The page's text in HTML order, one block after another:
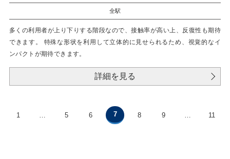
全駅
多くの利用者が上り下りする階段なので、接触率が高い上、反復性も期待
できます。 特殊な形状を利用して立体的に見せられるため、視覚的なイ
ンパクトが期待できます。
詳細を見る
1 5 6 7 8 9 11